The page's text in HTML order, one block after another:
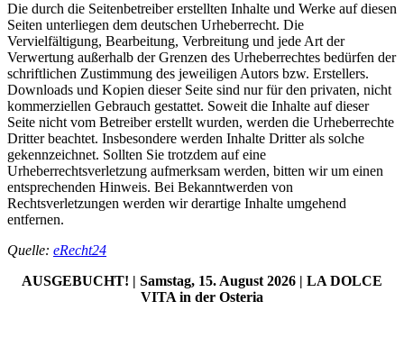
Die durch die Seitenbetreiber erstellten Inhalte und Werke auf diesen
Seiten unterliegen dem deutschen Urheberrecht. Die
Vervielfältigung, Bearbeitung, Verbreitung und jede Art der
Verwertung außerhalb der Grenzen des Urheberrechtes bedürfen der
schriftlichen Zustimmung des jeweiligen Autors bzw. Erstellers.
Downloads und Kopien dieser Seite sind nur für den privaten, nicht
kommerziellen Gebrauch gestattet. Soweit die Inhalte auf dieser
Seite nicht vom Betreiber erstellt wurden, werden die Urheberrechte
Dritter beachtet. Insbesondere werden Inhalte Dritter als solche
gekennzeichnet. Sollten Sie trotzdem auf eine
Urheberrechtsverletzung aufmerksam werden, bitten wir um einen
entsprechenden Hinweis. Bei Bekanntwerden von
Rechtsverletzungen werden wir derartige Inhalte umgehend
entfernen.
Quelle: eRecht24
AUSGEBUCHT! | Samstag, 15. August 2026 | LA DOLCE
VITA in der Osteria